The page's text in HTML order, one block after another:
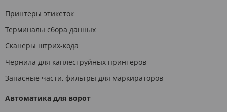
Принтеры этикеток
Терминалы сбора данных
Сканеры штрих-кода
Чернила для каплеструйных принтеров
Запасные части, фильтры для маркираторов
Автоматика для ворот